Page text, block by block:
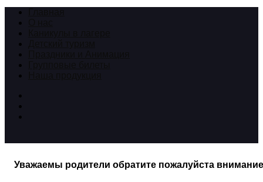
Уважаемы родители обратите пожалуйста внимание